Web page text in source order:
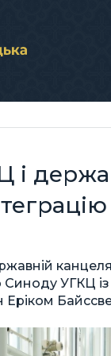
Синоду УГКЦ
Еріком